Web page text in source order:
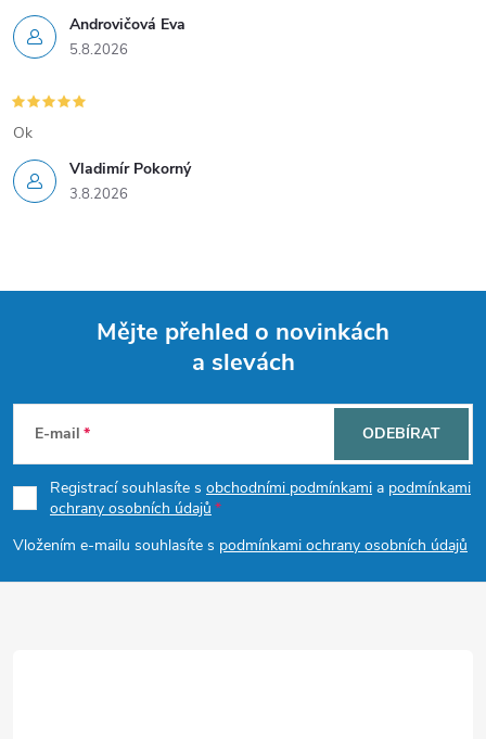
Androvičová Eva
5.8.2026
Vladimír Pokorný
3.8.2026
Ok
p
a
t
Mějte přehled o novinkách
a slevách
E-mail
Registrací souhlasíte s obchodními podmínkami a podmínkami
ochrany osobních údajů
Vložením e-mailu souhlasíte s podmínkami ochrany osobních údajů
ODEBÍRAT